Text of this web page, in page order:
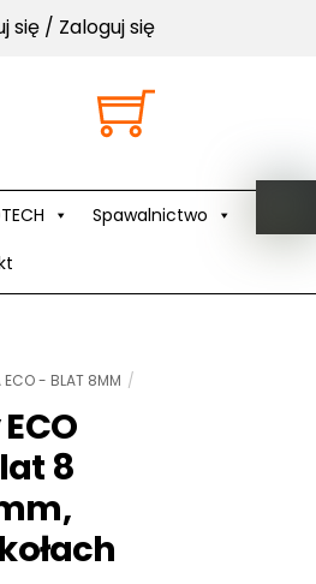
się / Zaloguj się
Cart
Spawalnictwo
ECO - BLAT 8MM
8